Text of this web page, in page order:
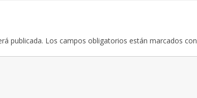
publicada. Los campos obligatorios están marcados con